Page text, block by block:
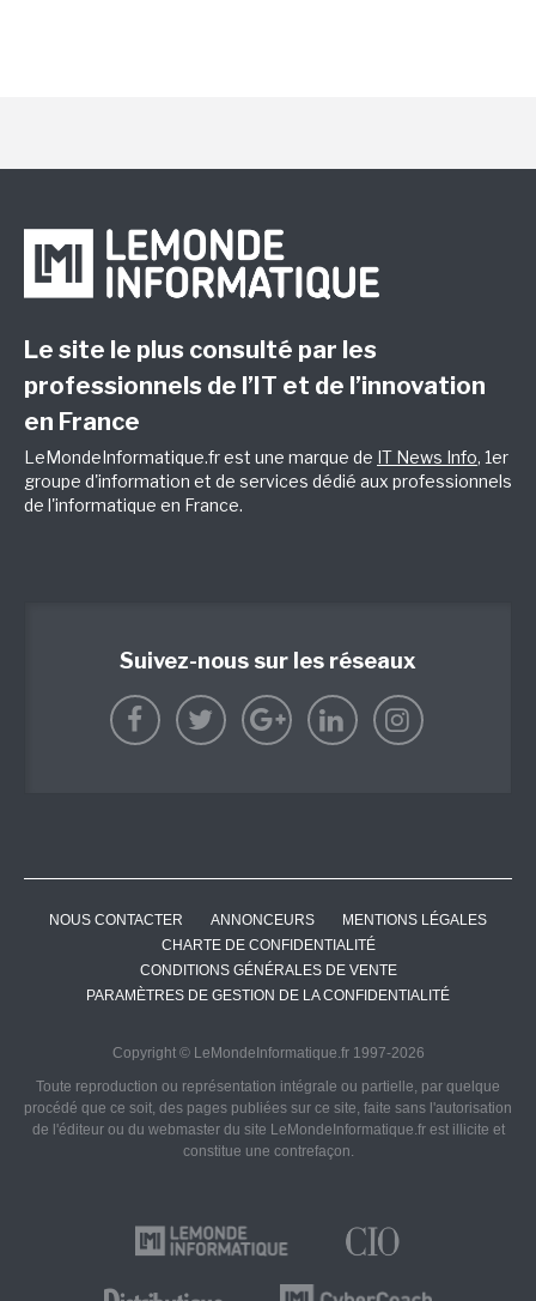
Le site le plus consulté par les
professionnels de l’IT et de l’innovation
en France
LeMondeInformatique.fr est une marque de IT News Info, 1er
groupe d'information et de services dédié aux professionnels
de l'informatique en France.
Suivez-nous sur les réseaux
NOUS CONTACTER ANNONCEURS
MENTIONS LÉGALES
CHARTE DE CONFIDENTIALITÉ
CONDITIONS GÉNÉRALES DE VENTE
PARAMÈTRES DE GESTION DE LA CONFIDENTIALITÉ
Copyright © LeMondeInformatique.fr 1997-2026
Toute reproduction ou représentation intégrale ou partielle, par quelque
procédé que ce soit, des pages publiées sur ce site, faite sans l'autorisation
de l'éditeur ou du webmaster du site LeMondeInformatique.fr est illicite et
constitue une contrefaçon.